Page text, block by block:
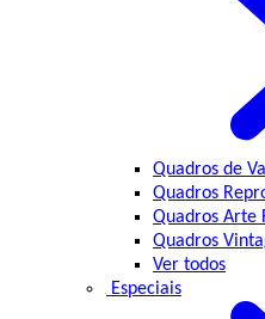
Quadros de
Quadros
Quadros Arte
Quadros
Ver todos
Especiais